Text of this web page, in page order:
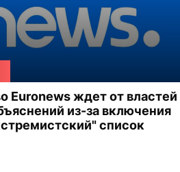
Euronews ждет от властей
из-за включения
список